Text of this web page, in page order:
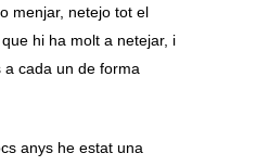
menjar, netejo tot el
hi ha molt a netejar, i
cada un de forma
anys he estat una